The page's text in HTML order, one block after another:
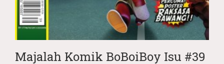
Majalah Komik BoBoiBoy Isu #39